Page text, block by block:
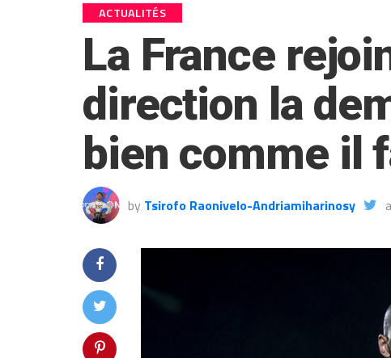
ACTUALITÉS
La France
direction la
bien comme il
by Tsirofo Raonivelo-Andriamiharinosy